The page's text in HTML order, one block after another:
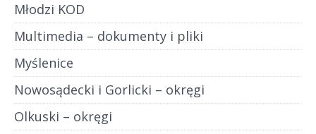
Młodzi KOD
Multimedia – dokumenty i pliki
Myślenice
Nowosądecki i Gorlicki – okręgi
Olkuski – okręgi